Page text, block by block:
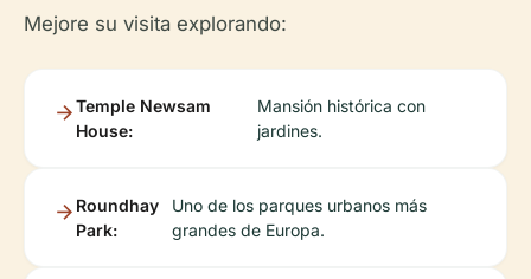
Mejore su visita explorando:
Temple Newsam
House:
Mansión histórica con
jardines.
Roundhay
Park:
Uno de los parques urbanos más
grandes de Europa.